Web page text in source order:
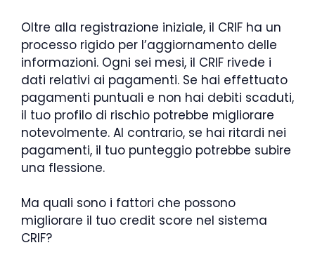
Oltre alla registrazione iniziale, il CRIF ha un
processo rigido per l’aggiornamento delle
informazioni. Ogni sei mesi, il CRIF rivede i
dati relativi ai pagamenti. Se hai effettuato
pagamenti puntuali e non hai debiti scaduti,
il tuo profilo di rischio potrebbe migliorare
notevolmente. Al contrario, se hai ritardi nei
pagamenti, il tuo punteggio potrebbe subire
una flessione.
Ma quali sono i fattori che possono
migliorare il tuo credit score nel sistema
CRIF?